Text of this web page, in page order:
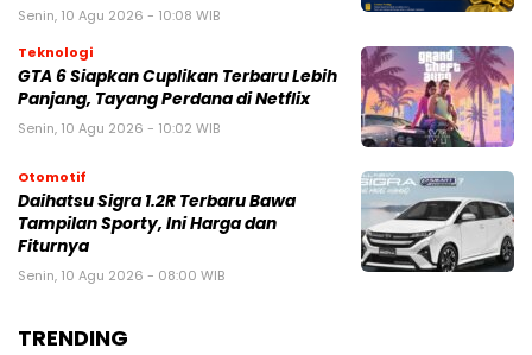
Senin, 10 Agu 2026 - 10:08 WIB
Teknologi
GTA 6 Siapkan Cuplikan Terbaru Lebih
Panjang, Tayang Perdana di Netflix
Senin, 10 Agu 2026 - 10:02 WIB
Otomotif
Daihatsu Sigra 1.2R Terbaru Bawa
Tampilan Sporty, Ini Harga dan
Fiturnya
Senin, 10 Agu 2026 - 08:00 WIB
TRENDING